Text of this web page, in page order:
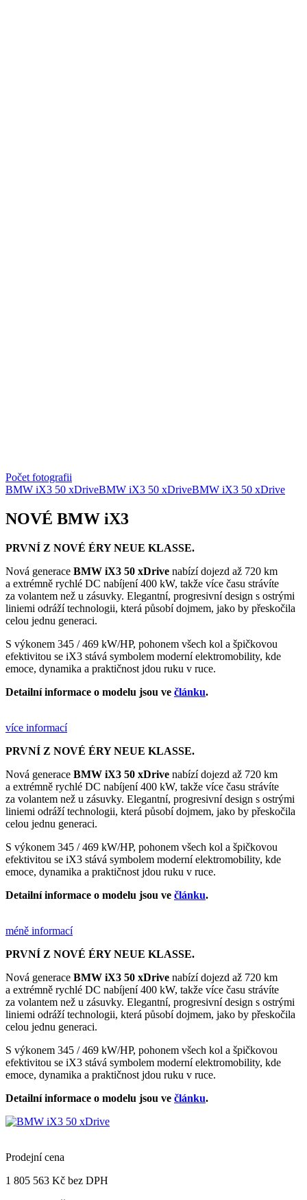
Počet fotografii
BMW iX3 50 xDriveBMW iX3 50 xDriveBMW iX3 50 xDrive
NOVÉ BMW iX3
PRVNÍ Z NOVÉ ÉRY NEUE KLASSE.
Nová generace BMW iX3 50 xDrive nabízí dojezd až 720 km
a extrémně rychlé DC nabíjení 400 kW, takže více času strávíte
za volantem než u zásuvky. Elegantní, progresivní design s ostrými
liniemi odráží technologii, která působí dojmem, jako by přeskočila
celou jednu generaci.
S výkonem 345 / 469 kW/HP, pohonem všech kol a špičkovou
efektivitou se iX3 stává symbolem moderní elektromobility, kde
emoce, dynamika a praktičnost jdou ruku v ruce.
Detailní informace o modelu jsou ve článku.
více informací
PRVNÍ Z NOVÉ ÉRY NEUE KLASSE.
Nová generace BMW iX3 50 xDrive nabízí dojezd až 720 km
a extrémně rychlé DC nabíjení 400 kW, takže více času strávíte
za volantem než u zásuvky. Elegantní, progresivní design s ostrými
liniemi odráží technologii, která působí dojmem, jako by přeskočila
celou jednu generaci.
S výkonem 345 / 469 kW/HP, pohonem všech kol a špičkovou
efektivitou se iX3 stává symbolem moderní elektromobility, kde
emoce, dynamika a praktičnost jdou ruku v ruce.
Detailní informace o modelu jsou ve článku.
méně informací
PRVNÍ Z NOVÉ ÉRY NEUE KLASSE.
Nová generace BMW iX3 50 xDrive nabízí dojezd až 720 km
a extrémně rychlé DC nabíjení 400 kW, takže více času strávíte
za volantem než u zásuvky. Elegantní, progresivní design s ostrými
liniemi odráží technologii, která působí dojmem, jako by přeskočila
celou jednu generaci.
S výkonem 345 / 469 kW/HP, pohonem všech kol a špičkovou
efektivitou se iX3 stává symbolem moderní elektromobility, kde
emoce, dynamika a praktičnost jdou ruku v ruce.
Detailní informace o modelu jsou ve článku.
Prodejní cena
1 805 563 Kč bez DPH